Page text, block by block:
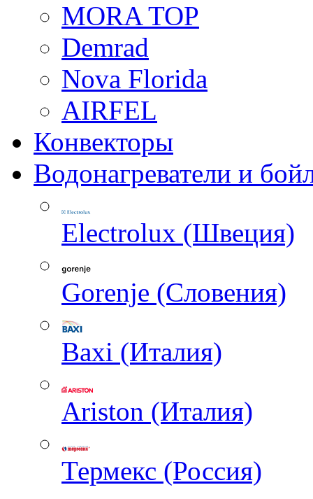
MORA TOP
Demrad
Nova Florida
AIRFEL
Конвекторы
Водонагреватели и
Electrolux (Швеция)
Gorenje (Словения)
Baxi (Италия)
Ariston (Италия)
Термекс (Россия)